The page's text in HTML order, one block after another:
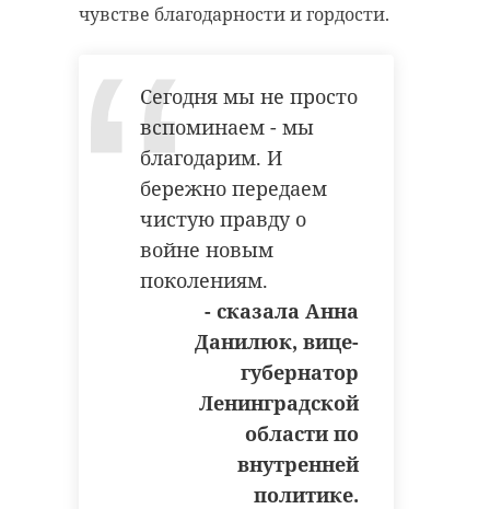
чувстве благодарности и гордости.
Сегодня мы не просто
вспоминаем - мы
благодарим. И
бережно передаем
чистую правду о
войне новым
поколениям.
- сказала Анна
Данилюк, вице-
губернатор
Ленинградской
области по
внутренней
политике.